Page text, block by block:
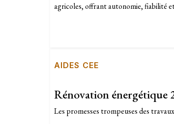
agricoles, offrant autonomie, fiabilité
AIDES CEE
Rénovation énergétique
Les promesses trompeuses des